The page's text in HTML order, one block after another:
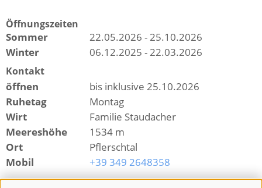
Öffnungszeiten
Sommer
22.05.2026 - 25.10.2026
Winter
06.12.2025 - 22.03.2026
Kontakt
öffnen
bis inklusive 25.10.2026
Ruhetag
Montag
Wirt
Familie Staudacher
Meereshöhe
1534 m
Ort
Pflerschtal
Mobil
+39 349 2648358